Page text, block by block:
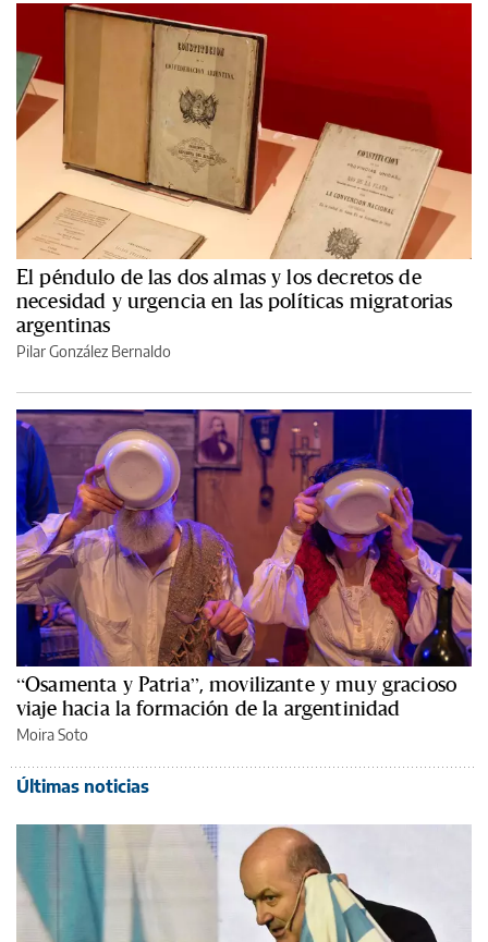
El péndulo de las dos almas y los decretos de
necesidad y urgencia en las políticas migratorias
argentinas
Pilar González Bernaldo
“Osamenta y Patria”, movilizante y muy gracioso
viaje hacia la formación de la argentinidad
Moira Soto
Últimas noticias